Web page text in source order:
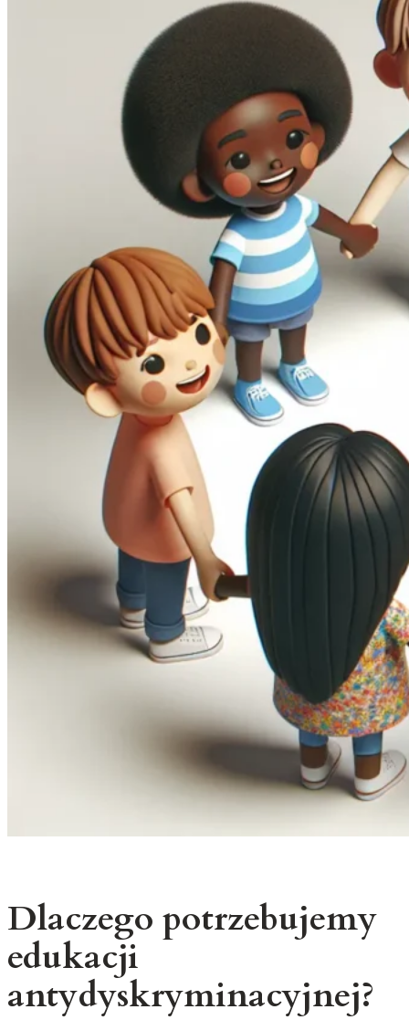
Dlaczego potrzebujemy
edukacji
antydyskryminacyjnej?